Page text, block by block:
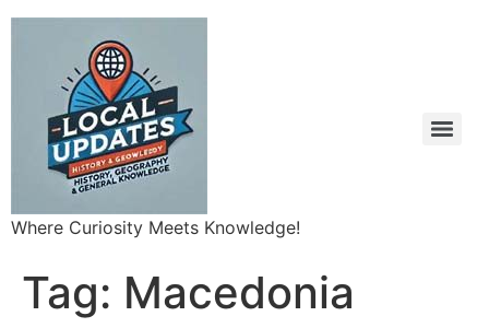
Where Curiosity Meets Knowledge!
Tag: Macedonia